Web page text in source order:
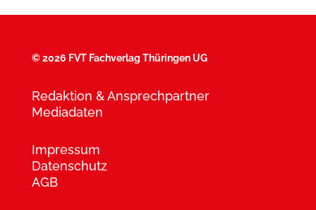
©2026 FVT Fachverlag Thüringen UG
Redaktion & Ansprechpartner
Mediadaten
Impressum
Datenschutz
AGB